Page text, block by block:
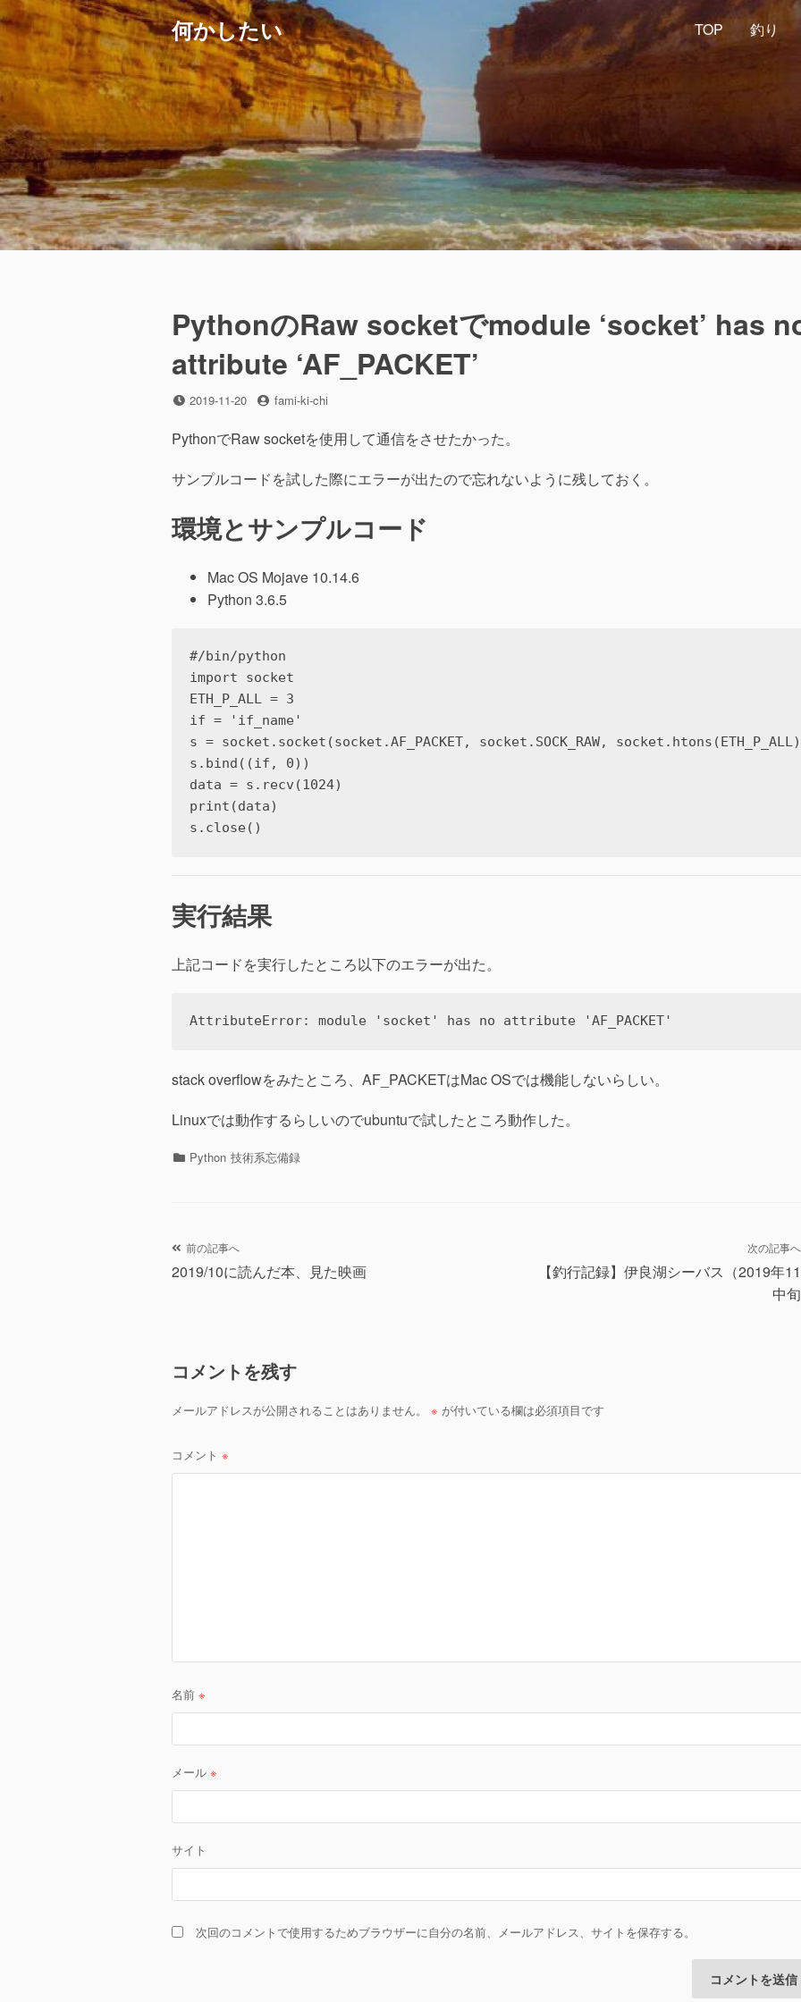
ン
ン
ツ
へ
ス
キ
ッ
プ
何かしたい TOP 釣り
PythonのRaw socketでmodule ‘socket’ has
attribute ‘AF_PACKET’
投
日
2019-11-20
投
者
fami-ki-chi
PythonでRaw socketを使用して通信をさせたかった。
サンプルコードを試した際にエラーが出たので忘れないように残しておく。
環境とサンプルコード
Mac OS Mojave 10.14.6
Python 3.6.5
#/bin/python
import socket
ETH_P_ALL = 3
if = 'if_name'
s = socket.socket(socket.AF_PACKET, socket.SOCK_RAW,
s.bind((if, 0))
data = s.recv(1024)
print(data)
s.close()
実行結果
上記コードを実行したところ以下のエラーが出た。
AttributeError: module 'socket' has no attribute 'AF_PACKET'
stack overflowをみたところ、AF_PACKETはMac OSでは機能しないらしい。
Linuxでは動作するらしいのでubuntuで試したところ動作した。
カ Python 技術系忘備録
投
ビ
シ
前の記事へ
2019/10に読んだ本、見た映画
次の記事へ
【釣行記録】伊良湖シーバス（2019年
中旬
コメントを残す
メールアドレスが公開されることはありません。 ※ が付いている欄は必須項目です
コメント ※
名前 ※
メール ※
サイト
次回のコメントで使用するためブラウザーに自分の名前、メールアドレス、サイトを保存する。